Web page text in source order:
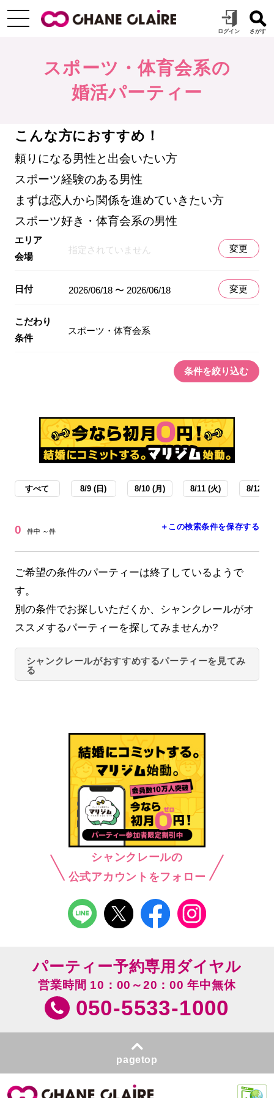
スポーツ・体育会系の
婚活パーティー
こんな方におすすめ！
頼りになる男性と出会いたい方
スポーツ経験のある男性
まずは恋人から関係を進めていきたい方
スポーツ好き・体育会系の男性
エリア
会場
指定されていません 変更
日付 2026/06/18 〜 2026/06/18 変更
こだわり
条件
スポーツ・体育会系
条件を絞り込む
すべて 8/9 (日) 8/10 (月) 8/11 (火) 8/12 (
0 件中 ～件 ＋この検索条件を保存する
ご希望の条件のパーティーは終了しているようで
す。
別の条件でお探しいただくか、シャンクレールがオ
ススメするパーティーを探してみませんか?
シャンクレールがおすすめするパーティーを見てみ
る
シャンクレールの
公式アカウントをフォロー
パーティー予約専用ダイヤル
営業時間 10：00～20：00 年中無休
050-5533-1000
pagetop